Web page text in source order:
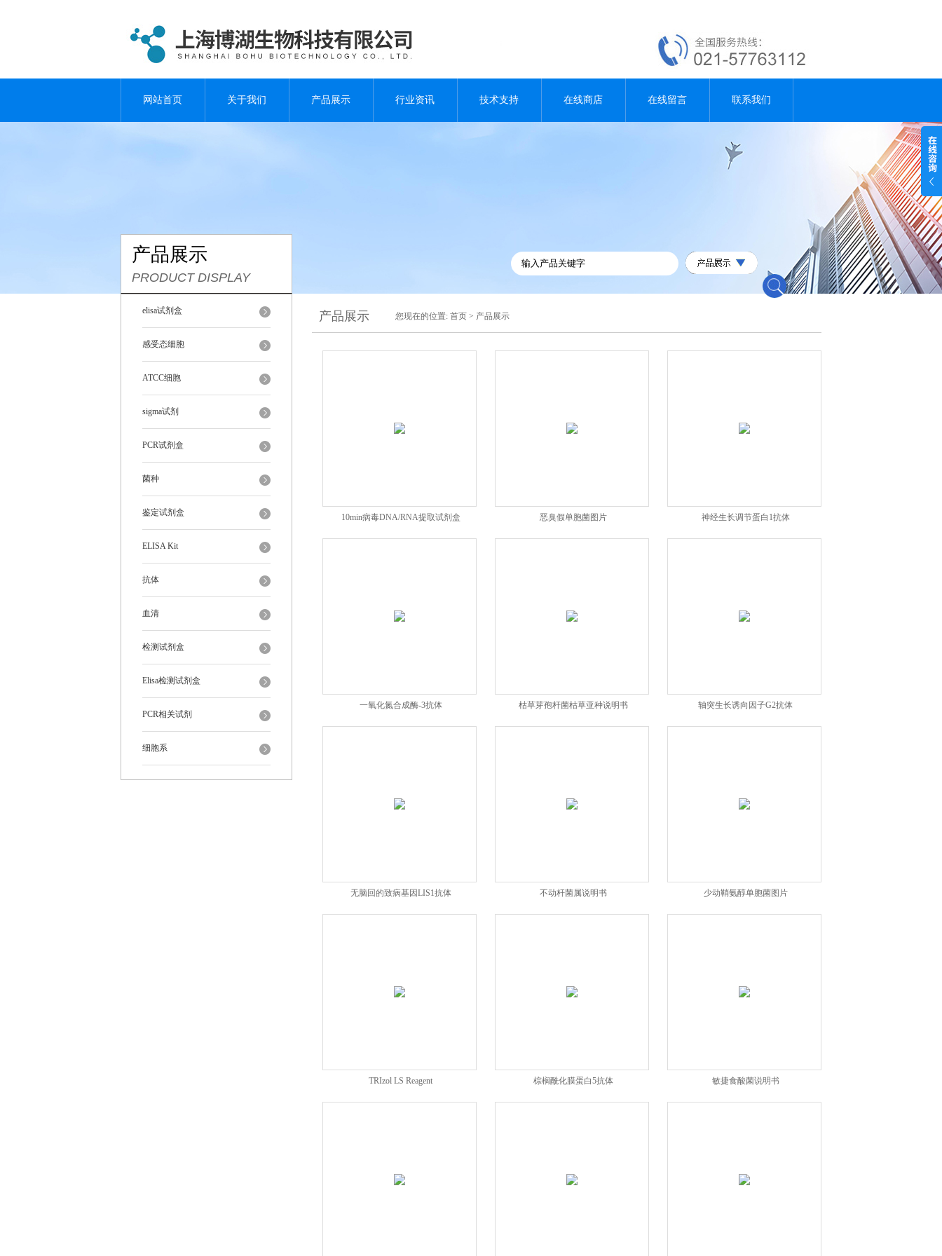
网站首页 关于我们 产品展示 行业资讯 技术支持 在线商店 在线留言 联系我们
产品展示
PRODUCT DISPLAY
elisa试剂盒
感受态细胞
ATCC细胞
sigma试剂
PCR试剂盒
菌种
鉴定试剂盒
ELISA Kit
抗体
血清
检测试剂盒
Elisa检测试剂盒
PCR相关试剂
细胞系
产品展示 您现在的位置: 首页 > 产品展示
10min病毒DNA/RNA提取试剂盒 恶臭假单胞菌图片 神经生长调节蛋白1抗体
一氧化氮合成酶-3抗体 枯草芽孢杆菌枯草亚种说明书 轴突生长诱向因子G2抗体
无脑回的致病基因LIS1抗体 不动杆菌属说明书 少动鞘氨醇单胞菌图片
TRIzol LS Reagent 棕榈酰化膜蛋白5抗体 敏捷食酸菌说明书